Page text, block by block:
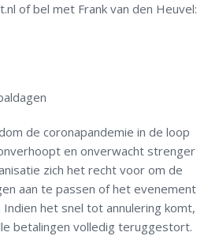
of bel met Frank van den Heuvel:
de coronapandemie in de loop
en onverwacht strenger
zich het recht voor om de
aan te passen of het evenement
Indien het snel tot annulering komt,
betalingen volledig teruggestort.